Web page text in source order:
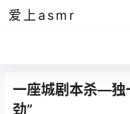
爱上asmr
一座城剧本杀—独
劲”